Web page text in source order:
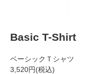
Basic T-Shirt
ベーシックＴシャツ
3,520円(税込)